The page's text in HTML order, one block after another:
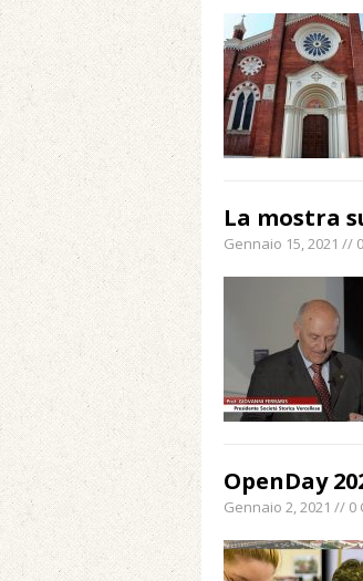
La mostra
Gennaio 15, 2021 //
OpenDay
Gennaio 2, 2021 // 0